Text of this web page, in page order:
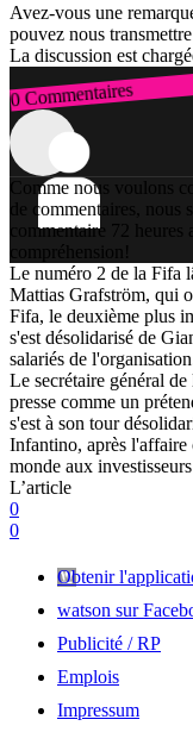
Avez-vous une
pouvez nous
La discussion est
0 Commentaires
Connexion
Comme nous voulons
de commentaires, nous
commentaire 72
compréhension!
Le numéro 2 de la Fifa
Mattias Grafström, qui
Fifa, le deuxième plus
s'est désolidarisé de
salariés de
Le secrétaire général
presse comme un
s'est à son tour
Infantino, après l'affaire
monde aux
L’article
0
0
Obtenir
watson sur
Publicité / RP
Emplois
Impressum